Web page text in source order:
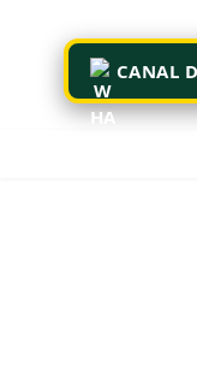
CANAL